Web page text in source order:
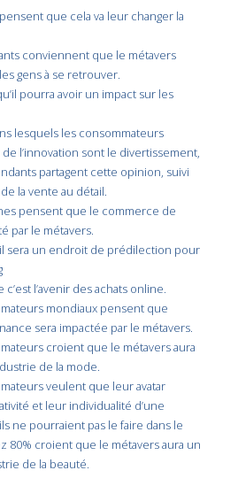
que cela va leur changer la
conviennent que le métavers
gens à se retrouver.
pourra avoir un impact sur les
lesquels les consommateurs
de l’innovation sont le divertissement,
partagent cette opinion, suivi
la vente au détail.
pensent que le commerce de
par le métavers.
sera un endroit de prédilection pour
l’avenir des achats online.
mondiaux pensent que
sera impactée par le métavers.
croient que le métavers aura
de la mode.
veulent que leur avatar
et leur individualité d’une
ne pourraient pas le faire dans le
80% croient que le métavers aura un
de la beauté.